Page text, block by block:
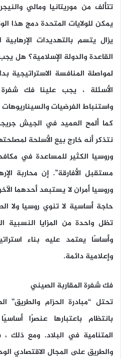
تتألف من موريتانيا ومالي
يمكن للولايات المتحدة دمج هذا
يزال يتسم بالتهديدات
القاعدة والدولة الإسلامية؟ هل
لمواصلة المنافسة الاستراتيجية
الأسئلة ، يجب علينا فك
واستنباط الفرضيات والسيناريوهات
كما ألمح العميد في الجيش
نتذكر أنه خارج بيع الأسلحة
وروسيا الكثير للمساعدة في
مستقبل الأفارقة”. إن محاربة
وروسيا أمران لا يستبعد أحدهما
حاجة أساسية لا تنوي روسيا ولا
تظل واحدة من المزايا
وأساسًا يعتمد عليه بناء
وإعلامية دائمة.
فك شفرة المقاربة الصيني
بانتظام باعتبارها عنصرًا
المتنامية في البلاد. ومع ذلك
والطريق على المجال الاقتصادي